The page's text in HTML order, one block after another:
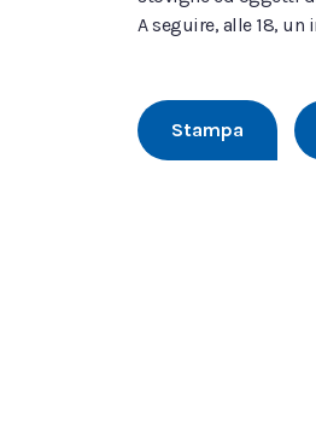
A seguire, alle 18,
Stampa